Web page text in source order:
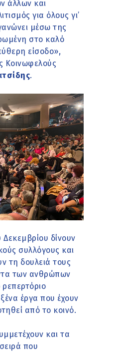
άλλων και
για όλους γι’
μέσω της
στο καλό
είσοδο»,
Κοινωφελούς
.
δίνουν
συλλόγους και
τη δουλειά τους
των ανθρώπων
έργα που έχουν
από το κοινό.
και τα
που